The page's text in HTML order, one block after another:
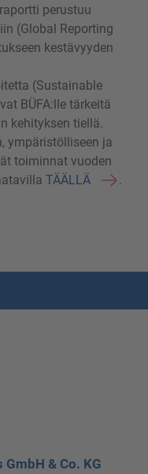
perustuu
(Global Reporting
kestävyyden
(Sustainable
BÜFA:lle tärkeitä
kehityksen tiellä.
ympäristölliseen ja
toiminnat vuoden
TÄÄLLÄ .
& Co. KG